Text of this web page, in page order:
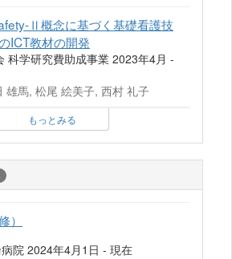
Ⅱ概念に基づく基礎看護技
ICT教材の開発
科学研究費助成事業 2023年4月 -
雄馬, 松尾 絵美子, 西村 礼子
もっとみる
）
院 2024年4月1日 - 現在